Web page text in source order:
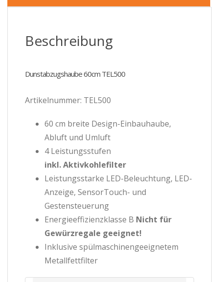
Beschreibung
Dunstabzugshaube 60cm TEL500
Artikelnummer: TEL500
60 cm breite Design-Einbauhaube,
Abluft und Umluft
4 Leistungsstufen
inkl. Aktivkohlefilter
Leistungsstarke LED-Beleuchtung, LED-
Anzeige, SensorTouch- und
Gestensteuerung
Energieeffizienzklasse B Nicht für
Gewürzregale geeignet!
Inklusive spülmaschinengeeignetem
Metallfettfilter